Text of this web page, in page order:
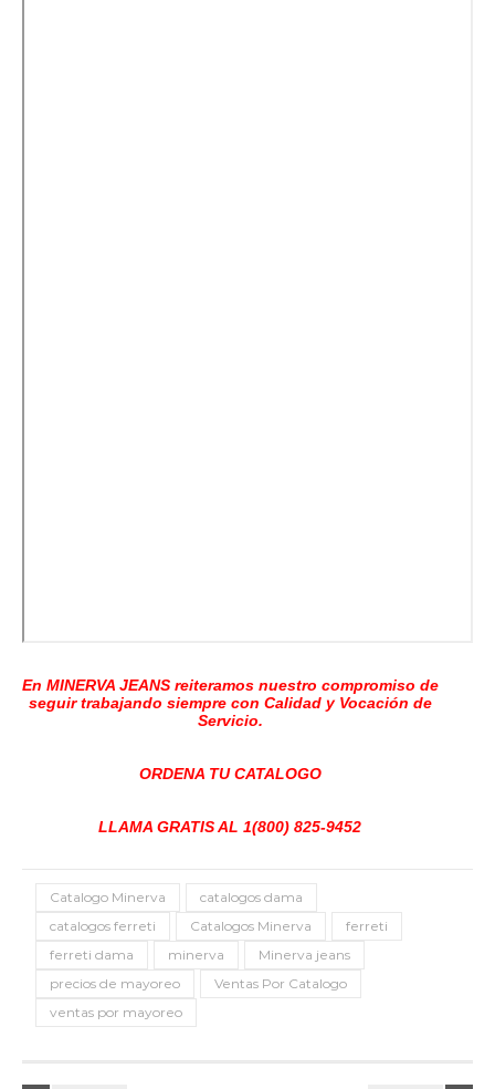
En MINERVA JEANS reiteramos nuestro compromiso de
seguir trabajando siempre con Calidad y Vocación de
Servicio.
ORDENA TU CATALOGO
LLAMA GRATIS AL 1(800) 825-9452
Catalogo Minerva
catalogos dama
catalogos ferreti
Catalogos Minerva
ferreti
ferreti dama
minerva
Minerva jeans
precios de mayoreo
Ventas Por Catalogo
ventas por mayoreo